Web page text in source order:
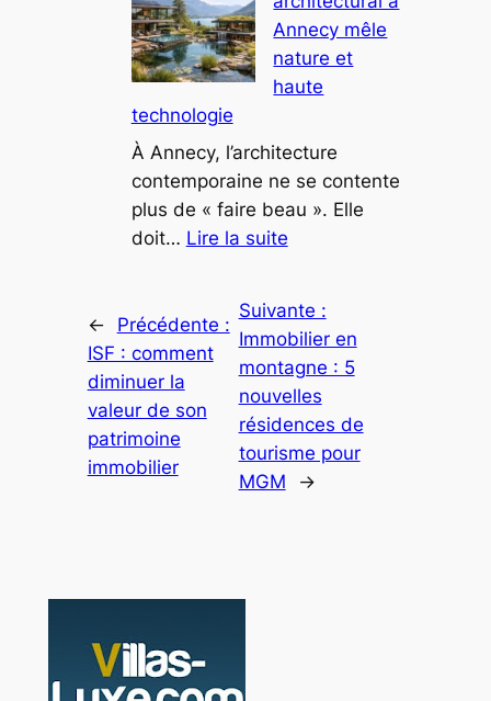
maisons
d’architecte
redéfinissent
montagne
Annecy mêle
nature et
haute
technologie
À Annecy, l’architecture
contemporaine ne se contente
plus de « faire beau ». Elle
doit… Lire la suite:
architectural
à
Annecy
mêle
nature
et
haute
←
Précédente :
ISF : comment
diminuer la
valeur de son
patrimoine
immobilier
Suivante :
Immobilier en
montagne : 5
nouvelles
résidences de
tourisme pour
MGM
→